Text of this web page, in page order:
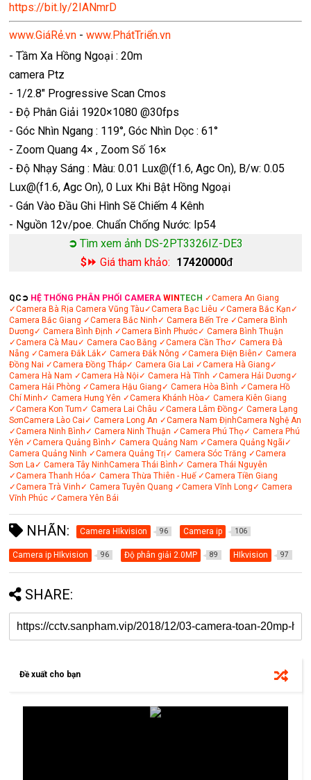
https://bit.ly/2IANmrD
www.GiáRẻ.vn -www.PhátTriển.vn
- Tầm Xa Hồng Ngoại : 20m
camera Ptz
- 1/2.8" Progressive Scan Cmos
- Độ Phân Giải 1920×1080 @30fps
- Góc Nhìn Ngang : 119°, Góc Nhìn Dọc : 61°
- Zoom Quang 4× , Zoom Số 16×
- Độ Nhạy Sáng : Màu: 0.01 Lux@(f1.6, Agc On), B/w: 0.05
Lux@(f1.6, Agc On), 0 Lux Khi Bật Hồng Ngoại
- Gán Vào Đầu Ghi Hình Sẽ Chiếm 4 Kênh
- Nguồn 12v/poe. Chuẩn Chống Nước: Ip54
➲Tìm xem ảnh DS-2PT3326IZ-DE3
$⏩Giá tham khảo: 17420000đ
QC➲ HỆ THỐNG PHÂN PHỐI CAMERA WINTECH ✓Camera An Giang
✓Camera Bà Rịa Camera Vũng Tàu ✓Camera Bạc Liêu ✓Camera Bắc Kạn ✓
Camera Bắc Giang ✓Camera Bắc Ninh ✓ Camera Bến Tre ✓Camera Bình
Dương ✓ Camera Bình Định ✓Camera Bình Phước✓ Camera Bình Thuận
✓Camera Cà Mau ✓ Camera Cao Bằng ✓Camera Cần Thơ✓ Camera Đà
Nẵng ✓Camera Đắk Lắk✓ Camera Đắk Nông ✓Camera Điện Biên ✓ Camera
Đồng Nai ✓Camera Đồng Tháp✓ Camera Gia Lai ✓Camera Hà Giang ✓
Camera Hà Nam ✓Camera Hà Nội ✓ Camera Hà Tĩnh ✓Camera Hải Dương ✓
Camera Hải Phòng ✓Camera Hậu Giang ✓ Camera Hòa Bình ✓Camera Hồ
Chí Minh ✓ Camera Hưng Yên ✓Camera Khánh Hòa ✓ Camera Kiên Giang
✓Camera Kon Tum ✓ Camera Lai Châu ✓Camera Lâm Đồng ✓ Camera Lạng
SơnCamera Lào Cai ✓ Camera Long An ✓Camera Nam ĐịnhCamera Nghệ An
✓Camera Ninh Bình ✓ Camera Ninh Thuận ✓Camera Phú Thọ✓ Camera Phú
Yên ✓Camera Quảng Bình ✓ Camera Quảng Nam ✓Camera Quảng Ngãi ✓
Camera Quảng Ninh ✓Camera Quảng Trị ✓ Camera Sóc Trăng ✓Camera
Sơn La ✓ Camera Tây NinhCamera Thái Bình ✓ Camera Thái Nguyên
✓Camera Thanh Hóa ✓ Camera Thừa Thiên - Huế ✓Camera Tiền Giang
✓Camera Trà Vinh ✓ Camera Tuyên Quang ✓Camera Vĩnh Long ✓ Camera
Vĩnh Phúc ✓Camera Yên Bái
NHÃN: Camera HIkvision 96 Camera ip 106
Camera ip HIkvision 96 Độ phân giải 2.0MP 89 HIkvision 97
SHARE:
Đề xuất cho bạn